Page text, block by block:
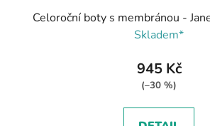
Celoroční boty s membránou -
Skladem*
945 Kč
(–30 %)